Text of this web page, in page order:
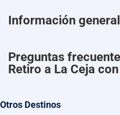
Información
Preguntas
Retiro a La Ceja
Otros Destinos